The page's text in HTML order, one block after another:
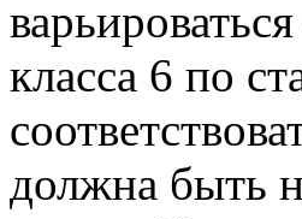
класса 6 по
должна быть